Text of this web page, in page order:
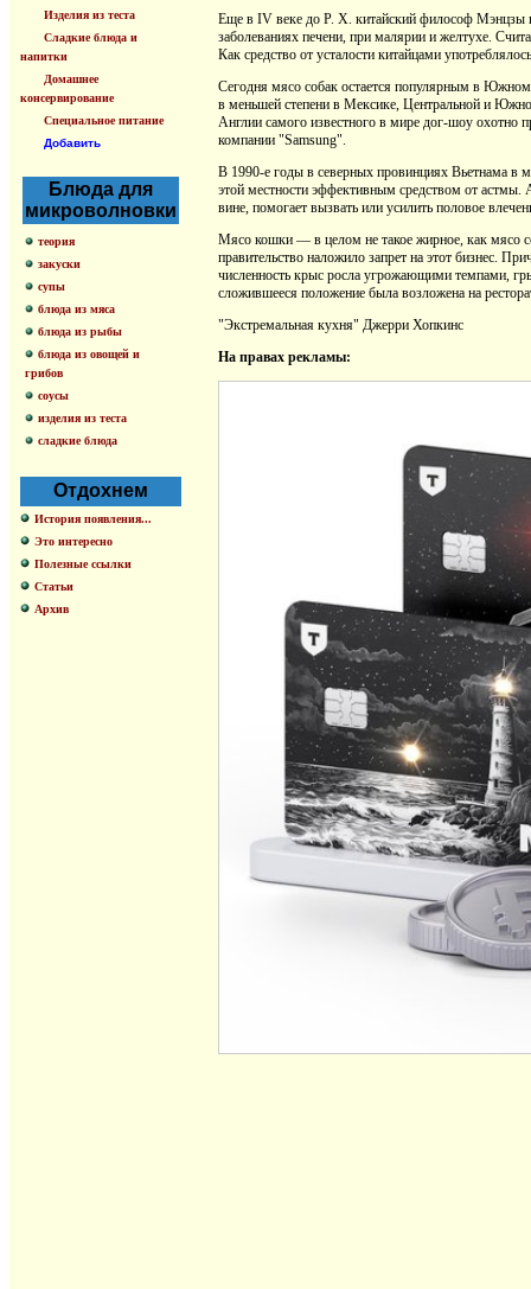
Изделия из теста
Сладкие блюда и
напитки
Домашнее
консервирование
Специальное питание
Добавить
Блюда для
микроволновки
теория
закуски
супы
блюда из мяса
блюда из рыбы
блюда из овощей и
грибов
соусы
изделия из теста
сладкие блюда
Отдохнем
История появления...
Это интересно
Полезные ссылки
Статьи
Архив
Еще в IV веке до Р. X. китайский философ Мэнцзы
заболеваниях печени, при малярии и желтухе.
Как средство от усталости китайцами
Сегодня мясо собак остается популярным в
в меньшей степени в Мексике, Центральной и
Англии самого известного в мире дог-шоу охотно
компании "Samsung".
В 1990-е годы в северных провинциях Вьетнама в
этой местности эффективным средством от
вине, помогает вызвать или усилить половое
Мясо кошки — в целом не такое жирное, как мясо
правительство наложило запрет на этот бизнес.
численность крыс росла угрожающими темпами,
сложившееся положение была возложена на
"Экстремальная кухня" Джерри Хопкинс
На правах рекламы: